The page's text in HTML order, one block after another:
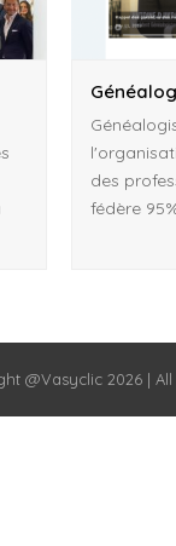
des
fédère
@Vasyclic 2026 |